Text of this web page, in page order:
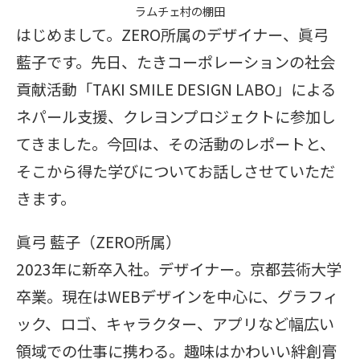
ラムチェ村の棚田
はじめまして。ZERO所属のデザイナー、眞弓
藍子です。先日、たきコーポレーションの社会
貢献活動「TAKI SMILE DESIGN LABO」による
ネパール支援、クレヨンプロジェクトに参加し
てきました。今回は、その活動のレポートと、
そこから得た学びについてお話しさせていただ
きます。
眞弓 藍子（ZERO所属）
2023年に新卒入社。デザイナー。京都芸術大学
卒業。現在はWEBデザインを中心に、グラフィ
ック、ロゴ、キャラクター、アプリなど幅広い
領域での仕事に携わる。趣味はかわいい絆創膏